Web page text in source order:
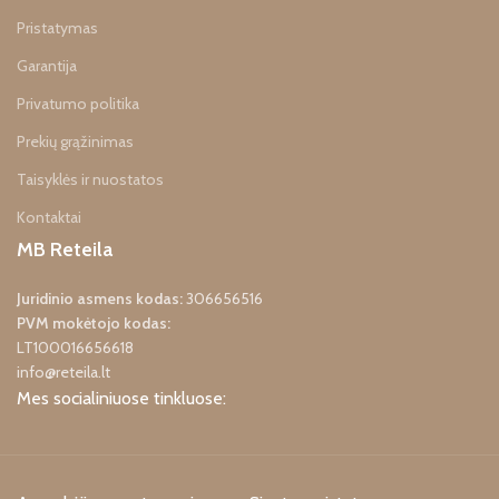
Pristatymas
Garantija
Privatumo politika
Prekių grąžinimas
Taisyklės ir nuostatos
Kontaktai
MB Reteila
Juridinio asmens kodas:306656516
PVM mokėtojo kodas:
LT100016656618
info@reteila.lt
Mes socialiniuose tinkluose: